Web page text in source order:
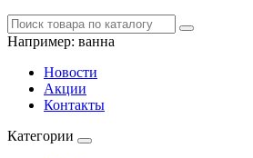
Например: ванна
Новости
Акции
Контакты
Категории